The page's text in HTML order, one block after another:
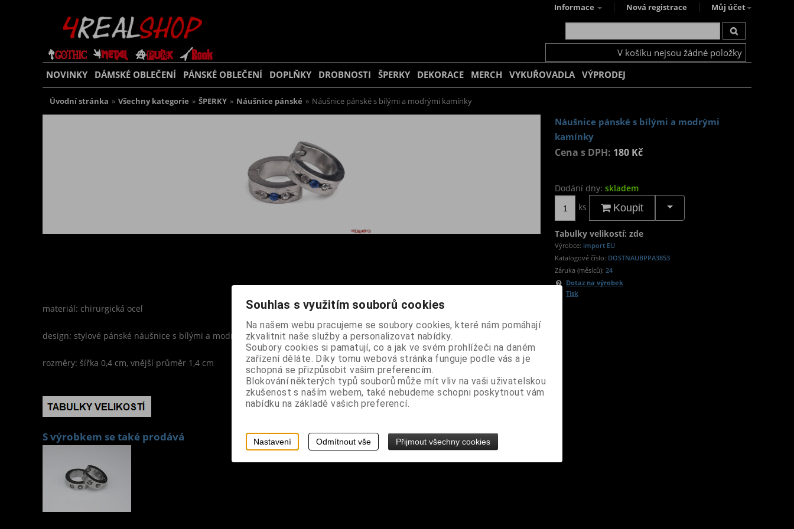
Informace Nová registrace Můj účet
V košíku nejsou žádné položky
NOVINKY DÁMSKÉ OBLEČENÍ PÁNSKÉ OBLEČENÍ DOPLŇKY DROBNOSTI ŠPERKY DEKORACE MERCH VYKUŘOVADLA VÝPRODEJ
Úvodní stránka » Všechny kategorie » ŠPERKY » Náušnice pánské » Náušnice pánské s bílými a modrými kamínky
Náušnice pánské s bílými a modrými
kamínky
Cena s DPH: 180 Kč
Dodání dny: skladem
ks
Koupit
Tabulky velikostí: zde
Výrobce: import EU
Katalogové číslo: DOSTNAUBPPA3853
Záruka (měsíců): 24
Dotaz na výrobek
Tisk
materiál: chirurgická ocel
design: stylové pánské náušnice s bílými a modrými kamínky a bezpečnostním uzávěrem
rozměry: šířka 0,4 cm, vnější průměr 1,4 cm
S výrobkem se také prodává
Souhlas s využitím souborů cookies
Na našem webu pracujeme se soubory cookies, které nám pomáhají
zkvalitnit naše služby a personalizovat nabídky.
Soubory cookies si pamatují, co a jak ve svém prohlížeči na daném
zařízení děláte. Díky tomu webová stránka funguje podle vás a je
schopná se přizpůsobit vašim preferencím.
Blokování některých typů souborů může mít vliv na vaši uživatelskou
zkušenost s naším webem, také nebudeme schopni poskytnout vám
nabídku na základě vašich preferencí.
Nastavení Odmítnout vše Přijmout všechny cookies